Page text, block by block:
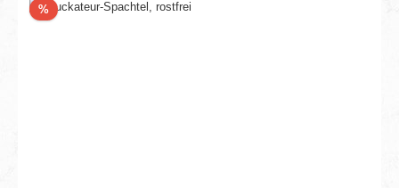
%Rabatt